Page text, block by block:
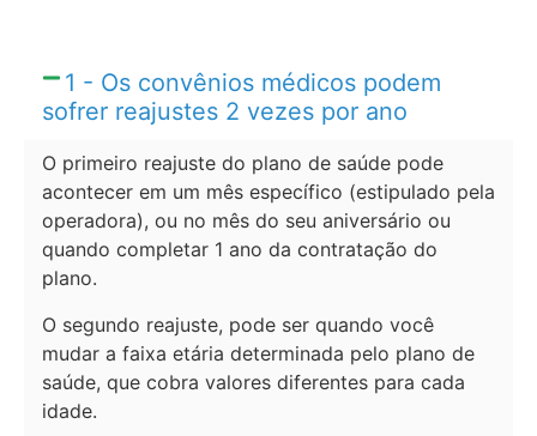
1 - Os convênios médicos podem
sofrer reajustes 2 vezes por ano
O primeiro reajuste do plano de saúde pode
acontecer em um mês específico (estipulado pela
operadora), ou no mês do seu aniversário ou
quando completar 1 ano da contratação do
plano.
O segundo reajuste, pode ser quando você
mudar a faixa etária determinada pelo plano de
saúde, que cobra valores diferentes para cada
idade.